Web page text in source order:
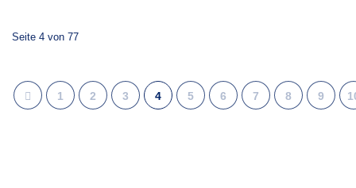
Seite 4 von 77
1 2 3 4 5 6 7 8 9